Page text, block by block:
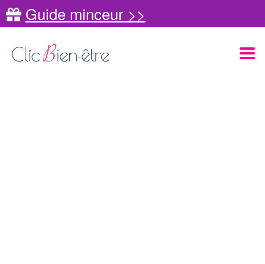
Guide minceur >>